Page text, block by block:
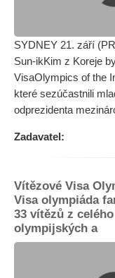
SYDNEY 21. září
Sun-ikKim z Koreje
VisaOlympics of the
které sezúčastnili
odprezidenta
Zadavatel:
Vítězové Visa
Visa olympiáda
33 vítězů z
olympijských a